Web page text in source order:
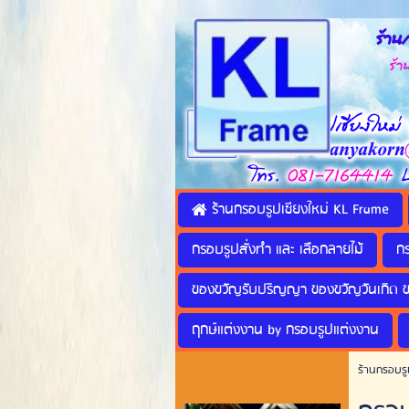
ร้าน
ร้านท
ร้านกรอบรูปเชียงใหม่ KL Frame
กรอบรูปสั่งทำ และ เลือกลายไม้
ของขวัญรับปริญญา ของขวัญวันเกิด
ฤกษ์แต่งงาน by กรอบรูปแต่งงาน
ร้านกรอบรู